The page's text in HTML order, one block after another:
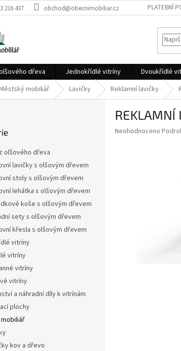
216 437 obchod@obecnimobiliar.cz PLATEBNÍ
dřeva Jednokřídlé vitríny Dvoukřídlé
mobiliář Lavičky Reklamní lavičky
olšového dřeva
lavičky s olšovým dřevem
stoly s olšovým dřevem
lehátka s olšovým dřevem
koše s olšovým dřevem
sety s olšovým dřevem
křesla s olšovým dřevem
vitríny
vitríny
vitríny
vitríny
a náhradní díly k vitrínám
plochy
kov a dřevo
REKLAMNÍ
Průměrné
Neohodnoceno